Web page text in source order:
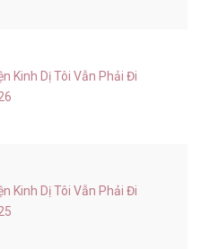
Kinh Dị Tôi Vẫn Phải Đi
Kinh Dị Tôi Vẫn Phải Đi